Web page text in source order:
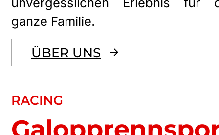
ganze Familie.
ÜBER UNS
RACING